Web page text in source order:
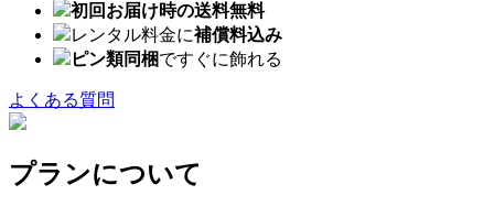
初回お届け時の送料無料
レンタル料金に補償料込み
ピン類同梱ですぐに飾れる
よくある質問
プランについて